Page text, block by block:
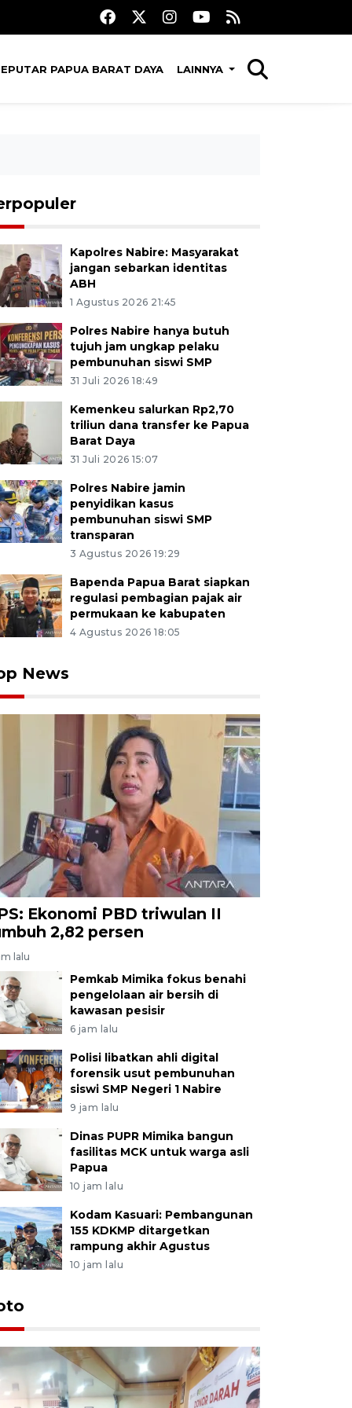
PAPUA BARAT DAYA LAINNYA
Kapolres Nabire: Masyarakat
jangan sebarkan identitas
ABH
1 Agustus 2026 21:45
Polres Nabire hanya butuh
tujuh jam ungkap pelaku
pembunuhan siswi SMP
31 Juli 2026 18:49
Kemenkeu salurkan Rp2,70
triliun dana transfer ke Papua
Barat Daya
31 Juli 2026 15:07
Polres Nabire jamin
penyidikan kasus
pembunuhan siswi SMP
transparan
3 Agustus 2026 19:29
Bapenda Papua Barat siapkan
regulasi pembagian pajak air
permukaan ke kabupaten
4 Agustus 2026 18:05
News
Ekonomi PBD triwulan II
2,82 persen
lalu
Pemkab Mimika fokus benahi
pengelolaan air bersih di
kawasan pesisir
6 jam lalu
Polisi libatkan ahli digital
forensik usut pembunuhan
siswi SMP Negeri 1 Nabire
9 jam lalu
Dinas PUPR Mimika bangun
fasilitas MCK untuk warga asli
Papua
10 jam lalu
Kodam Kasuari: Pembangunan
155 KDKMP ditargetkan
rampung akhir Agustus
10 jam lalu